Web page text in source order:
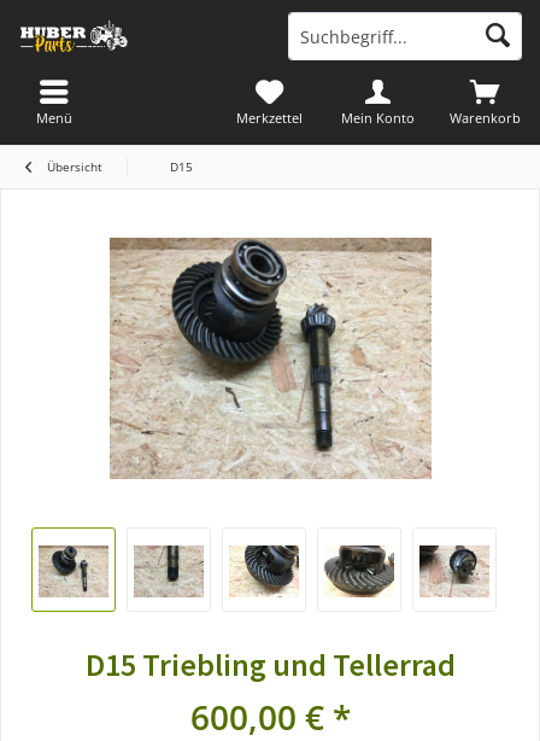
Warenkorb
Merkzettel Mein Konto
Menü
Übersicht D15
D15 Triebling und Tellerrad
600,00 € *